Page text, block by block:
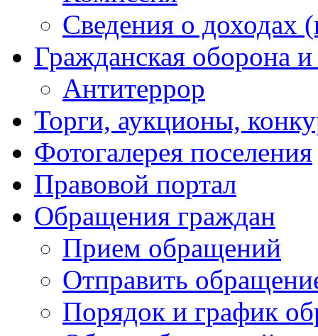
Сведения о доходах
Гражданская оборона
Антитеррор
Торги, аукционы,
Фотогалерея поселения
Правовой портал
Обращения граждан
Прием обращений
Отправить
Порядок и график